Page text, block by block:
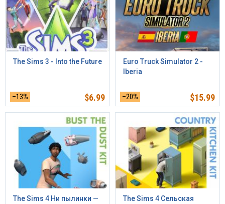
The Sims 3 - Into the Future
–13% $6.99
Euro Truck Simulator 2 -
Iberia
–20% $15.99
The Sims 4 Ни пылинки —
The Sims 4 Сельская